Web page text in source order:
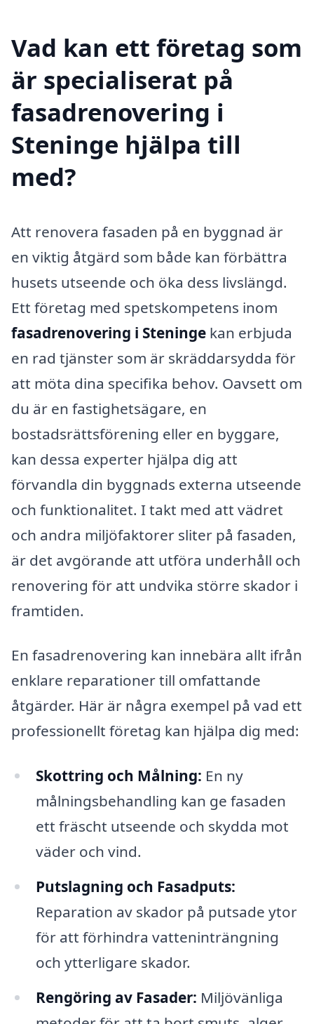
Vad kan ett företag som
är specialiserat på
fasadrenovering i
Steninge hjälpa till
med?
Att renovera fasaden på en byggnad är
en viktig åtgärd som både kan förbättra
husets utseende och öka dess livslängd.
Ett företag med spetskompetens inom
fasadrenovering i Steninge kan erbjuda
en rad tjänster som är skräddarsydda för
att möta dina specifika behov. Oavsett om
du är en fastighetsägare, en
bostadsrättsförening eller en byggare,
kan dessa experter hjälpa dig att
förvandla din byggnads externa utseende
och funktionalitet. I takt med att vädret
och andra miljöfaktorer sliter på fasaden,
är det avgörande att utföra underhåll och
renovering för att undvika större skador i
framtiden.
En fasadrenovering kan innebära allt ifrån
enklare reparationer till omfattande
åtgärder. Här är några exempel på vad ett
professionellt företag kan hjälpa dig med:
Skottring och Målning: En ny
målningsbehandling kan ge fasaden
ett fräscht utseende och skydda mot
väder och vind.
Putslagning och Fasadputs:
Reparation av skador på putsade ytor
för att förhindra vatteninträngning
och ytterligare skador.
Rengöring av Fasader: Miljövänliga